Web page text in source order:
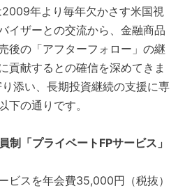
年より毎年欠かさす米国視
イザーとの交流から、金融商品
後の「アフターフォロー」の継
貢献するとの確信を深めてきま
添い、長期投資継続の支援に専
下の通りです。
「プライベートFPサービス」
ビスを年会費35,000円（税抜）